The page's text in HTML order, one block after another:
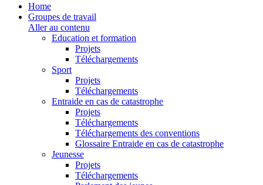
Home
Groupes de travail
Aller au contenu
Education et formation
Projets
Téléchargements
Sport
Projets
Téléchargements
Entraide en cas de catastrophe
Projets
Téléchargements
Téléchargements des conventions
Glossaire Entraide en cas de catastrophe
Jeunesse
Projets
Téléchargements